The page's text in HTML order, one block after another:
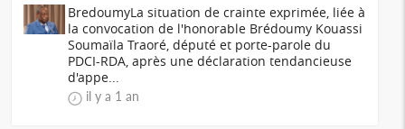
BredoumyLa situation de crainte exprimée, liée à
la convocation de l'honorable Brédoumy Kouassi
Soumaïla Traoré, député et porte-parole du
PDCI-RDA, après une déclaration tendancieuse
d'appe...
il y a 1 an